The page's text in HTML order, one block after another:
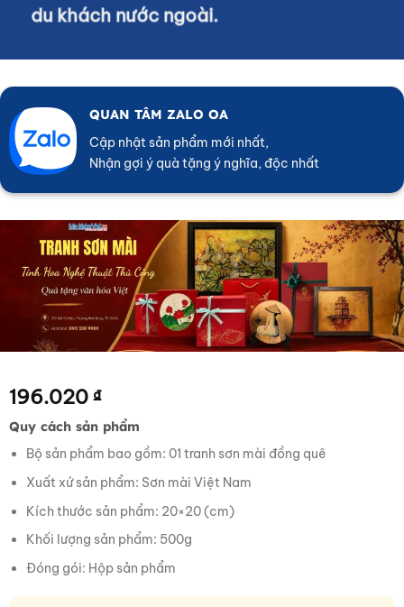
du khách nước ngoài.
QUAN TÂM ZALO OA
Cập nhật sản phẩm mới nhất,
Nhận gợi ý quà tặng ý nghĩa, độc nhất
196.020 ₫
Quy cách sản phẩm
Bộ sản phẩm bao gồm: 01 tranh sơn mài đồng quê
Xuất xứ sản phẩm: Sơn mài Việt Nam
Kích thước sản phẩm: 20×20 (cm)
Khối lượng sản phẩm: 500g
Đóng gói: Hộp sản phẩm